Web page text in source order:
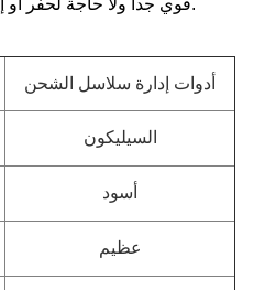
قوي جدا ولا حاجة لحفر أو إصلاح المسامير.المعدن والقطن.
أدوات إدارة سلاسل الشحن
السيليكون
أسود
عظيم